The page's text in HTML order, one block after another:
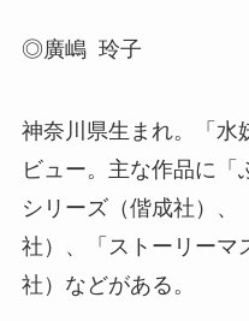
◎廣嶋 玲子
神奈川県生まれ。「水
ビュー。主な作品に
シリーズ（偕成社）、
社）、「ストーリーマ
社）などがある。